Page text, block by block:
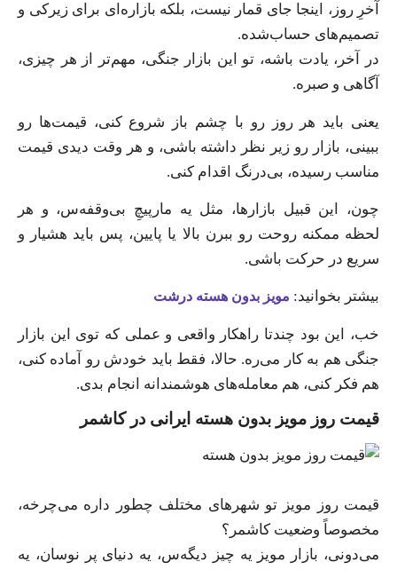
آخرِ روز، اینجا جای قمار نیست، بلکه بازاره‌ای برای زیرکی و
تصمیم‌های حساب‌شده.
در آخر، یادت باشه، تو این بازار جنگی، مهم‌تر از هر چیزی،
آگاهی و صبره.
یعنی باید هر روز رو با چشم باز شروع کنی، قیمت‌ها رو
ببینی، بازار رو زیر نظر داشته باشی، و هر وقت دیدی قیمت
مناسب رسیده، بی‌درنگ اقدام کنی.
چون، این قبیل بازارها، مثل یه مارپیچِ بی‌وقفه‌س، و هر
لحظه ممکنه روحت رو ببرن بالا یا پایین، پس باید هشیار و
سریع در حرکت باشی.
بیشتر بخوانید: مویز بدون هسته درشت
خب، این بود چندتا راهکار واقعی و عملی که توی این بازار
جنگی هم به کار می‌ره. حالا، فقط باید خودش رو آماده کنی،
هم فکر کنی، هم معامله‌های هوشمندانه انجام بدی.
قیمت روز مویز بدون هسته ایرانی در کاشمر
قیمت روز مویز تو شهرهای مختلف چطور داره می‌چرخه،
مخصوصاً وضعیت کاشمر؟
می‌دونی، بازار مویز یه چیز دیگه‌س، یه دنیای پر نوسان، یه